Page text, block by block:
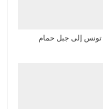
تونس إلى جبل حمام